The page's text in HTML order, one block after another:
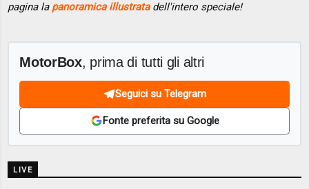
pagina la panoramica illustratadell'intero speciale!
MotorBox, prima di tutti gli altri
Seguici su Telegram
Fonte preferita su Google
LIVE